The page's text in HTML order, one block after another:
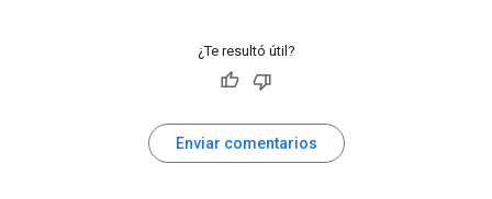
¿Te resultó útil?
Enviar comentarios